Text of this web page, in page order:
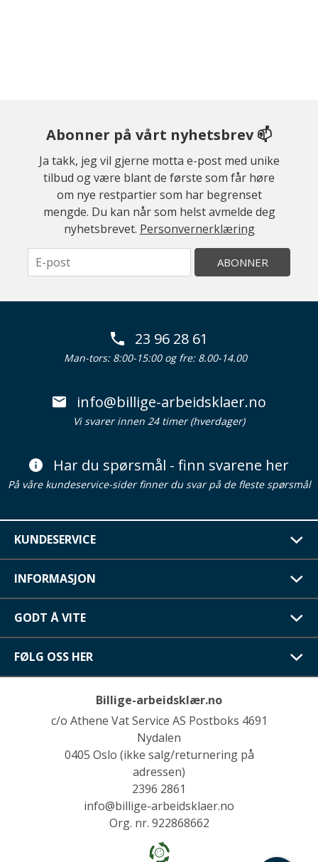
Abonner på vårt nyhetsbrev 📫
Ja takk, jeg vil gjerne motta e-post med unike
tilbud og være blant de første som får høre
om nye restpartier som har begrenset
mengde. Du kan når som helst avmelde deg
nyhetsbrevet. Personvernerklæring
ABONNER
23 96 28 61
Man-tors: 8:00-15:00 og fre: 8.00-14.00
info@billige-arbeidsklaer.no
Vi svarer innen 24 timer (hverdager)
Har du spørsmål - finn svarene her
På våre kundeservice-sider finner du svar på de fleste spørsmål
KUNDESERVICE
INFORMASJON
GODT Å VITE
FØLG OSS HER
Billige-arbeidsklær.no
c/o Athene Vat Service AS Postboks 4691
Nydalen
0405 Oslo (ikke salg/returnering på
adressen)
2396 2861
info@billige-arbeidsklaer.no
Org. nr. 922868662